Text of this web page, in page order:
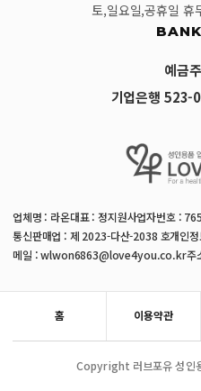
토,일요일,공휴일 휴
예금
기업은행
업체명 : 라온대표 : 정지원사업자번호 :
통신판매업 : 제 2023-다산-2038 호개인
메일 : wlwon6863@love4you.co.kr주
홈 이용약관
Copyright 러브포유 성